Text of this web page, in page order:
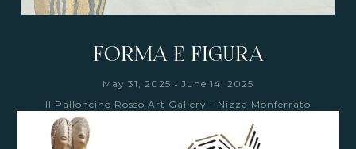
FORMA E FIGURA
May 31, 2025 - June 14, 2025
Il Palloncino Rosso Art Gallery - Nizza Monferrato